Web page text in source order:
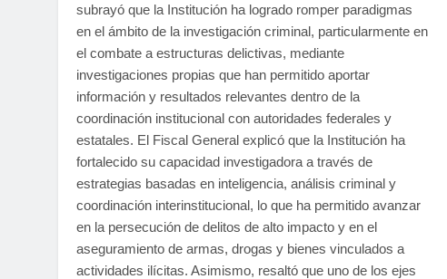
subrayó que la Institución ha logrado romper paradigmas
en el ámbito de la investigación criminal, particularmente en
el combate a estructuras delictivas, mediante
investigaciones propias que han permitido aportar
información y resultados relevantes dentro de la
coordinación institucional con autoridades federales y
estatales. El Fiscal General explicó que la Institución ha
fortalecido su capacidad investigadora a través de
estrategias basadas en inteligencia, análisis criminal y
coordinación interinstitucional, lo que ha permitido avanzar
en la persecución de delitos de alto impacto y en el
aseguramiento de armas, drogas y bienes vinculados a
actividades ilícitas. Asimismo, resaltó que uno de los ejes